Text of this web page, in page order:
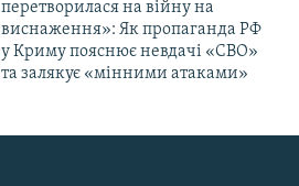
перетворилася на війну на
виснаження»: Як пропаганда РФ
у Криму пояснює невдачі «СВО»
та залякує «мінними атаками»